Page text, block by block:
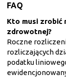
FAQ
Kto musi zrobić
zdrowotnej?
Roczne
rozliczających
podatku